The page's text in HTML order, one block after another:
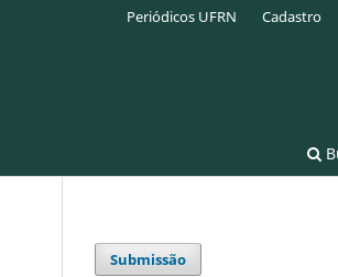
Periódicos UFRN Cadastro
Submissão